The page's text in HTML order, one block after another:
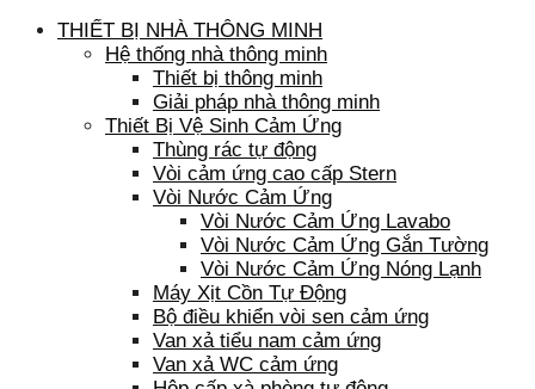
THIẾT BỊ NHÀ THÔNG MINH
Hệ thống nhà thông minh
Thiết bị thông minh
Giải pháp nhà thông minh
Thiết Bị Vệ Sinh Cảm Ứng
Thùng rác tự động
Vòi cảm ứng cao cấp Stern
Vòi Nước Cảm Ứng
Vòi Nước Cảm Ứng Lavabo
Vòi Nước Cảm Ứng Gắn Tường
Vòi Nước Cảm Ứng Nóng Lạnh
Máy Xịt Cồn Tự Động
Bộ điều khiển vòi sen cảm ứng
Van xả tiểu nam cảm ứng
Van xả WC cảm ứng